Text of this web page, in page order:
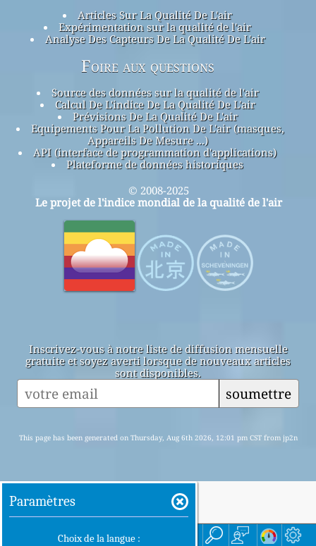
accueil ici
Articles Sur La Qualité De L'air
Expérimentation sur la qualité de l'air
Analyse Des Capteurs De La Qualité De L'air
Foire aux questions
Source des données sur la qualité de l'air
Calcul De L'indice De La Qualité De L'air
Prévisions De La Qualité De L'air
Equipements Pour La Pollution De L'air (masques,
Appareils De Mesure ...)
API (interface de programmation d'applications)
Plateforme de données historiques
© 2008-2025
Le projet de l'indice mondial de la qualité de l'air
Inscrivez-vous à notre liste de diffusion mensuelle
gratuite et soyez averti lorsque de nouveaux articles
sont disponibles.
soumettre
This page has been generated on Thursday, Aug 6th 2026, 12:01 pm CST from jp2n
Paramètres
Choix de la langue :